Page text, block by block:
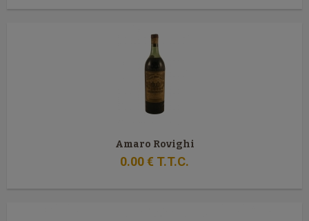
Amaro Rovighi
0.00€ T.T.C.